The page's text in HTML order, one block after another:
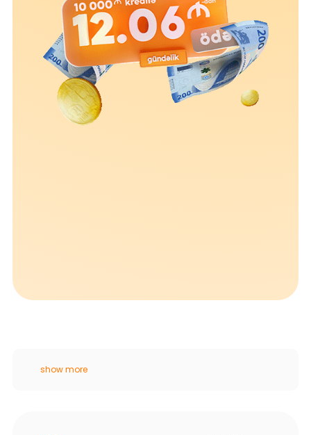
Устойчивость
Кешбэк
Тарифы
show more